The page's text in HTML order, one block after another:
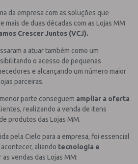
da empresa com as soluções que
mais de duas décadas com as Lojas MM
Crescer Juntos (VCJ).
a atuar também como um
o acesso de pequenas
e alcançando um número maior
parceiras.
porte conseguem ampliar a oferta
realizando a venda de itens
produtos das Lojas MM.
pela Cielo para a empresa, foi essencial
aliando tecnologia e
as vendas das Lojas MM: